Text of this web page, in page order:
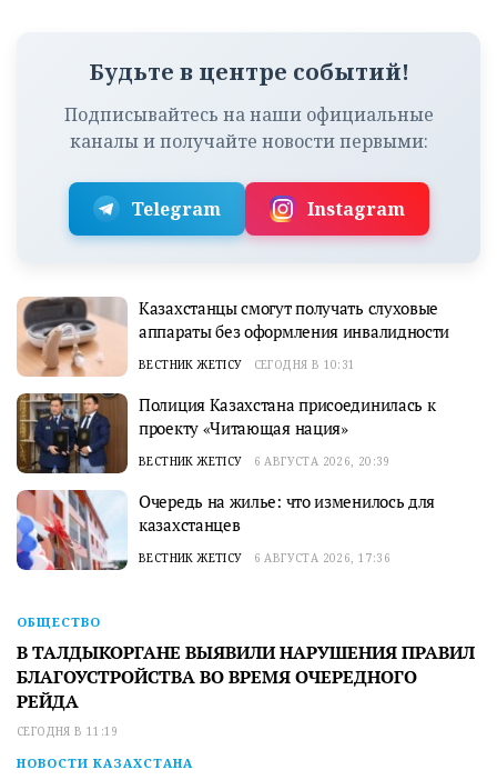
Будьте в центре событий!
Подписывайтесь на наши официальные
каналы и получайте новости первыми:
Telegram Instagram
Казахстанцы смогут получать слуховые
аппараты без оформления инвалидности
ВЕСТНИК ЖЕТІСУ СЕГОДНЯ В 10:31
Полиция Казахстана присоединилась к
проекту «Читающая нация»
ВЕСТНИК ЖЕТІСУ 6 АВГУСТА 2026, 20:39
Очередь на жилье: что изменилось для
казахстанцев
ВЕСТНИК ЖЕТІСУ 6 АВГУСТА 2026, 17:36
ОБЩЕСТВО
В ТАЛДЫКОРГАНЕ ВЫЯВИЛИ НАРУШЕНИЯ ПРАВИЛ
БЛАГОУСТРОЙСТВА ВО ВРЕМЯ ОЧЕРЕДНОГО
РЕЙДА
СЕГОДНЯ В 11:19
НОВОСТИ КАЗАХСТАНА